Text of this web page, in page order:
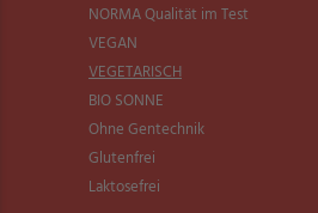
NORMA Qualität im Test
VEGAN
VEGETARISCH
BIO SONNE
Ohne Gentechnik
Glutenfrei
Laktosefrei